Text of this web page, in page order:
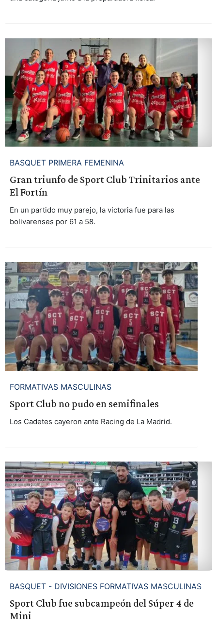
BASQUET PRIMERA FEMENINA
Gran triunfo de Sport Club Trinitarios ante
El Fortín
En un partido muy parejo, la victoria fue para las
bolivarenses por 61 a 58.
FORMATIVAS MASCULINAS
Sport Club no pudo en semifinales
Los Cadetes cayeron ante Racing de La Madrid.
BASQUET - DIVISIONES FORMATIVAS MASCULINAS
Sport Club fue subcampeón del Súper 4 de
Mini